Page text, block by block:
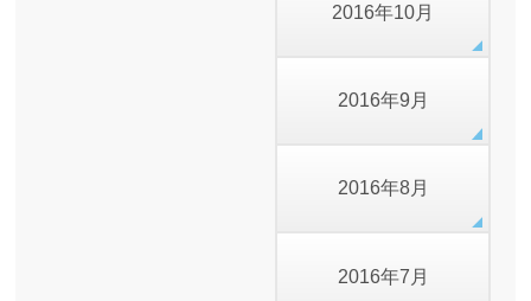
2016年10月
2016年9月
2016年8月
2016年7月